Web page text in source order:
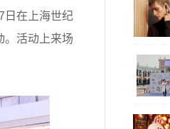
在上海世纪
。活动上来场